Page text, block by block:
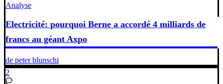
Analyse
Electricité: pourquoi Berne a accordé 4 milliards de
francs au géant Axpo
de peter blunschi
2